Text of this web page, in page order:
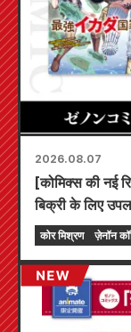
2026.08.07
[कोमिक्स की नई
बिक्री के लिए
कोर मिश्रण ज़ेनॉन